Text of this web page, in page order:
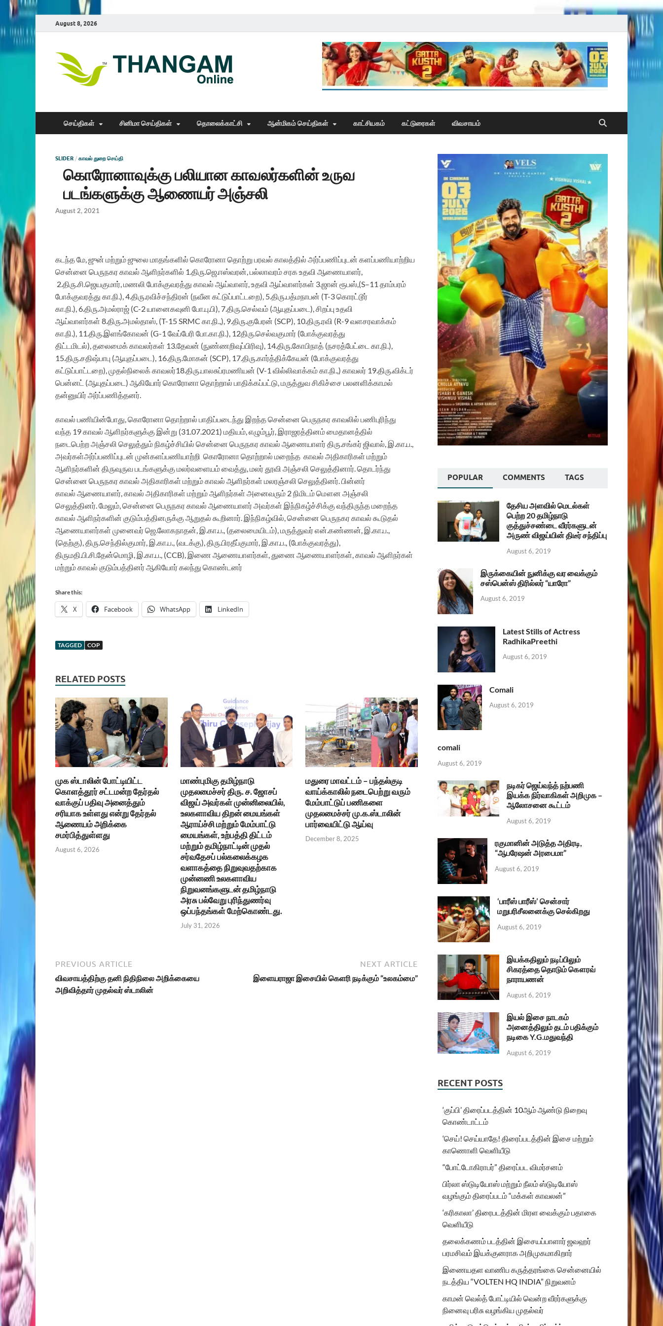
August 8, 2026
Thangam Online
செய்திகள் சினிமா செய்திகள் தொலைக்காட்சி ஆன்மிகம் செய்திகள் காட்சியகம் கட்டுரைகள் விவசாயம்
SLIDER / காவல் துறை செய்தி
கொரோனாவுக்கு பலியான காவலர்களின் உருவ
படங்களுக்கு ஆணையர் அஞ்சலி
August 2, 2021
கடந்த மே, ஜுன் மற்றும் ஜுலை மாதங்களில் கொரோனா தொற்று பரவல் காலத்தில் அர்ப்பணிப்புடன் களப்பணியாற்றிய
சென்னை பெருநகர காவல் ஆளிநர்களில் 1.திரு.ஜெ.ஈஸ்வரன்,பல்லாவரம் சரக உதவி ஆணையாளர்,
2.திரு.சி.ஜெயகுமார்,மணலி போக்குவரத்து காவல் ஆய்வாளர்,உதவி ஆய்வாளர்கள் 3.ஜான் ரூபஸ்,(S–11 தாம்பரம்
போக்குவரத்து கா.நி.),4.திரு.ரவிச்சந்திரன் (நவீன கட்டுப்பாட்டறை), 5.திரு.பத்மநாபன் (T-3 கொரட்டூர்
கா.நி.), 6.திரு.அமல்ராஜ் (C-2 யானைகவுனி போ.பு.பி), 7.திரு.செல்வம் (ஆயுதப்படை),சிறப்பு உதவி
ஆய்வாளர்கள் 8.திரு.அமல்தாஸ், (T-15 SRMC கா.நி.,), 9.திரு.குபேரன் (SCP), 10.திரு.ரவி (R-9 வளசரவாக்கம்
கா.நி.), 1 1.திரு.இளங்கோவன் (G-1 வேப்பேரி போ.கா.நி.), 12திரு.செல்வகுமார் (போக்குவரத்து
திட்டமிடல்),தலைமைக் காவலர்கள் 13.தேவன் (நுண்ணறிவுப்பிரிவு), 14.திரு.கோபிநாத் (நசரத்பேட்டை கா.நி.),
15.திரு.சதிஷ்பாபு (ஆயுதப்படை), 16.திரு.மோகன் (SCP), 17.திரு.கார்த்திக்கேயன் (போக்குவரத்து
கட்டுப்பாட்டறை),முதல்நிலைக் காவலர்18.திரு.பாலசுப்ரமணியன் (V-1 வில்லிவாக்கம் கா.நி.,) காவலர் 19.திரு.விக்டர்
பென்னட் (ஆயுதப்படை) ஆகியோர் கொரோனா தொற்றால் பாதிக்கப்பட்டு, மருத்துவ சிகிச்சை பலனளிக்காமல்
தன்னுயிர் அர்ப்பணித்தனர்.
காவல் பணியின்போது,கொரோனா தொற்றால் பாதிப்படைந்து இறந்த சென்னை பெருநகர காவலில் பணிபுரிந்து
வந்த 19 காவல் ஆளிநர்களுக்கு இன்று (31.07.2021) மதியம், எழும்பூர், இராஜரத்தினம் மைதானத்தில்
நடைபெற்றஅஞ்சலி செலுத்தும் நிகழ்ச்சியில் சென்னை பெருநகர காவல் ஆணையாளர்திரு.சங்கர் ஜிவால், இ.கா.ப.,
அவர்கள்அர்ப்பணிப்புடன் முன்களப்பணியாற்றி கொரோனா தொற்றால் மறைந்த காவல் அதிகாரிகள் மற்றும்
ஆளிநர்களின் திருவுருவ பட ங்களுக்கு மலர்வளையம் வைத்து, மலர்தூவி அஞ்சலி செலுத்தினார்.தொடர்ந்து
சென்னை பெருநகர காவல் அதிகாரிகள் மற்றும் காவல் ஆளிநர்கள் மலரஞ்சலி செலுத்தினர். பின்னர்
காவல் ஆணையாளர், காவல் அதிகாரிகள் மற்றும் ஆளிநர்கள் அனைவரும் 2 நிமிடம் மௌன அஞ்சலி
செலுத்தினர்.மேலும், சென்னை பெருநகர காவல் ஆணையாளர் அவர்கள் இந்நிகழ்ச்சிக்கு வந்திருந்த மறைந்த
காவல் ஆளிநர்களின் குடும்பத்தினருக்கு ஆறுதல் கூறினார். இந்நிகழ்வில், சென்னை பெருநகர காவல் கூடுதல்
ஆணையாளர்கள் முனைவர் ஜெ.லோகநாதன், இ.கா.ப., (தலைமையிடம்), மருத்துவர் என்.கண்ணன், இ.கா.ப.,
(தெற்கு),திரு.செந்தில்குமார், இ.கா.ப., (வடக்கு), திரு.பிரதீப்குமார், இ.கா.ப., (போக்குவரத்து),
திருமதி.பி.சி.தேன்மொழி, இ.கா.ப., (CCB), இணை ஆணையாளர்கள்,துணை ஆணையாளர்கள், காவல் ஆளிநர்கள்
மற்றும் காவல் குடும்பத்தினர்ஆகியோர்கலந்து கொண்டனர்
Share this:
X Facebook WhatsApp LinkedIn
TAGGED COP
RELATED POSTS
முக ஸ்டாலின் போட்டியிட்ட
கொளத்தூர் சட்டமன்ற தேர்தல்
வாக்குப் பதிவு அனைத்தும்
சரியாக உள்ளது என்று தேர்தல்
ஆணையம் அறிக்கை
சமர்பித்துள்ளது
August 6, 2026
மாண்புமிகு தமிழ்நாடு
முதலமைச்சர் திரு. ச. ஜோசப்
விஜய் அவர்கள் முன்னிலையில்,
உலகளாவிய திறன் மையங்கள்
ஆராய்ச்சி மற்றும் மேம்பாட்டு
மையங்கள், உற்பத்தி திட்டம்
மற்றும் தமிழ்நாட்டின் முதல்
சர்வதேசப் பல்கலைக்கழக
வளாகத்தை நிறுவுவதற்காக
முன்னணி உலகளாவிய
நிறுவனங்களுடன் தமிழ்நாடு
அரசு பல்வேறு புரிந்துணர்வு
ஒப்பந்தங்கள் மேற்கொண்டது.
July 31, 2026
மதுரை மாவட்டம் – பந்தல்குடி
வாய்க்காலில் நடைபெற்று வரும்
மேம்பாட்டுப் பணிகளை
முதலமைச்சர் மு.க.ஸ்டாலின்
பார்வையிட்டு ஆய்வு
December 8, 2025
PREVIOUS ARTICLE
விவசாயத்திற்கு தனி நிதிநிலை அறிக்கையை
அறிவித்தார் முதல்வர் ஸ்டாலின்
NEXT ARTICLE
இளையராஜா இசையில் கெளரி நடிக்கும் “உலகம்மை”
POPULAR COMMENTS TAGS
தேசிய அளவில் மெடல்கள்
பெற்ற 20 தமிழ்நாடு
குத்துச்சண்டை வீரர்களுடன்
அருண் விஜய்யின் திடீர் சந்திப்பு
August 6, 2019
இருக்கையின் நுனிக்கு வர வைக்கும்
சஸ்பென்ஸ் திரில்லர் “யாரோ”
August 6, 2019
Latest Stills of Actress
RadhikaPreethi
August 6, 2019
Comali
August 6, 2019
comali
August 6, 2019
நடிகர் ஜெய்வந்த் நற்பணி
இயக்க நிர்வாகிகள் அறிமுக –
ஆலோசனை கூட்டம்
August 6, 2019
ரகுமானின் அடுத்த அதிரடி,
“ஆபரேஷன் அரபைமா”
August 6, 2019
‘பாரீஸ் பாரீஸ்’ சென்சார்
மறுபரிசீலனைக்கு செல்கிறது
August 6, 2019
இயக்கதிலும் நடிப்பிலும்
சிகரத்தை தொடும் கௌரவ்
நாராயணன்
August 6, 2019
இயல் இசை நாடகம்
அனைத்திலும் தடம் பதிக்கும்
நடிகை Y.G.மதுவந்தி
August 6, 2019
RECENT POSTS
‘குப்பி’ திரைப்படத்தின் 10ஆம் ஆண்டு நிறைவு
கொண்டாட்டம்
‘செய்! செய்யாதே! திரைப்படத்தின் இசை மற்றும்
காணொளி வெளியீடு
“போட்டோகிராபர்” திரைப்பட விமர்சனம்
பிர்லா ஸ்டுடியோஸ் மற்றும் நீலம் ஸ்டுடியோஸ்
வழங்கும் திரைப்படம் “மக்கள் காவலன்”
‘கரிகாலா’ திரைபடத்தின் மிரள வைக்கும் பதாகை
வெளியீடு
தலைக்கணம் படத்தின் இசையப்பாளார் ஜவஹர்
பரமசிவம் இயக்குனராக அறிமுகமாகிறார்
இணையதள வாணிப கருத்தரங்கை சென்னையில்
நடத்திய “VOLTEN HQ INDIA” நிறுவனம்
காமன் வெல்த் போட்டியில் வென்ற வீரர்களுக்கு
நினைவு பரிசு வழங்கிய முதல்வர்